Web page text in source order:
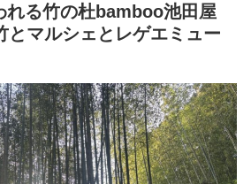
れる竹の杜bamboo池田屋
とマルシェとレゲエミュー